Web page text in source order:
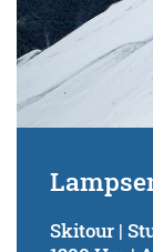
Skitour |